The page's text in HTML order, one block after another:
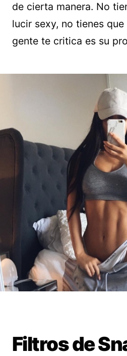
de cierta manera. No
lucir sexy, no tienes
gente te critica es su
Filtros de